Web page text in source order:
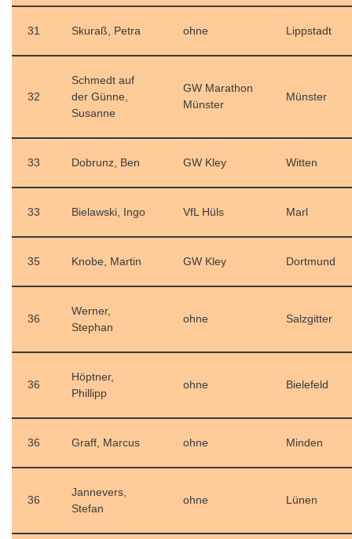
31 Skuraß, Petra ohne Lippstadt
32
Schmedt auf
der Günne,
Susanne
GW Marathon
Münster
Münster
33 Dobrunz, Ben GW Kley Witten
33 Bielawski, Ingo VfL Hüls Marl
35 Knobe, Martin GW Kley Dortmund
36
Werner,
Stephan
ohne Salzgitter
36
Höptner,
Phillipp
ohne Bielefeld
36 Graff, Marcus ohne Minden
36
Jannevers,
Stefan
ohne Lünen